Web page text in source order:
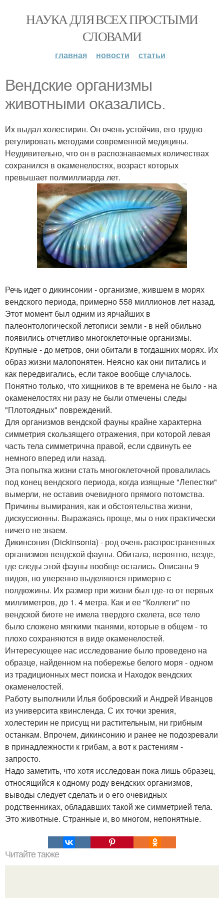
НАУКА ДЛЯ ВСЕХ ПРОСТЫМИ
СЛОВАМИ
главная новости статьи
Вендские организмы
животными оказались.
Их выдал холестирин. Он очень устойчив, его трудно
регулировать методами современной медицины.
Неудивительно, что он в распознаваемых количествах
сохранился в окаменелостях, возраст которых
превышает полмиллиарда лет.
Речь идет о дикинсонии - организме, жившем в морях
вендского периода, примерно 558 миллионов лет назад.
Этот момент был одним из ярчайших в
палеонтологической летописи земли - в ней обильно
появились отчетливо многоклеточные организмы.
Крупные - до метров, они обитали в тогдашних морях. Их
образ жизни малопонятен. Неясно как они питались и
как передвигались, если такое вообще случалось.
Понятно только, что хищников в те времена не было - на
окаменелостях ни разу не были отмечены следы
"Плотоядных" повреждений.
Для организмов вендской фауны крайне характерна
симметрия скользящего отражения, при которой левая
часть тела симметрична правой, если сдвинуть ее
немного вперед или назад.
Эта попытка жизни стать многоклеточной провалилась
под конец вендского периода, когда изящные "Лепестки"
вымерли, не оставив очевидного прямого потомства.
Причины вымирания, как и обстоятельства жизни,
дискуссионны. Выражаясь проще, мы о них практически
ничего не знаем.
Дикинсония (Dickinsonia) - род очень распространенных
организмов вендской фауны. Обитала, вероятно, везде,
где следы этой фауны вообще остались. Описаны 9
видов, но уверенно выделяются примерно с
полдюжины. Их размер при жизни был где-то от первых
миллиметров, до 1. 4 метра. Как и ее "Коллеги" по
вендской биоте не имела твердого скелета, все тело
было сложено мягкими тканями, которые в общем - то
плохо сохраняются в виде окаменелостей.
Интересующее нас исследование было проведено на
образце, найденном на побережье белого моря - одном
из традиционных мест поиска и Находок вендских
окаменелостей.
Работу выполнили Илья бобровский и Андрей Иванцов
из университа квинсленда. С их точки зрения,
холестерин не присущ ни растительным, ни грибным
останкам. Впрочем, дикинсонию и ранее не подозревали
в принадлежности к грибам, а вот к растениям -
запросто.
Надо заметить, что хотя исследован пока лишь образец,
относящийся к одному роду вендских организмов,
выводы следует сделать и о его очевидных
родственниках, обладавших такой же симметрией тела.
Это животные. Странные и, во многом, непонятные.
Читайте также